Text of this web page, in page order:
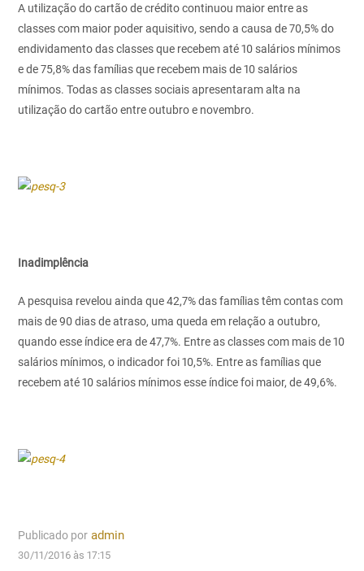
A utilização do cartão de crédito continuou maior entre as
classes com maior poder aquisitivo, sendo a causa de 70,5% do
endividamento das classes que recebem até 10 salários mínimos
e de 75,8% das famílias que recebem mais de 10 salários
mínimos. Todas as classes sociais apresentaram alta na
utilização do cartão entre outubro e novembro.
Inadimplência
A pesquisa revelou ainda que 42,7% das famílias têm contas com
mais de 90 dias de atraso, uma queda em relação a outubro,
quando esse índice era de 47,7%. Entre as classes com mais de 10
salários mínimos, o indicador foi 10,5%. Entre as famílias que
recebem até 10 salários mínimos esse índice foi maior, de 49,6%.
Publicado por admin
30/11/2016 às 17:15